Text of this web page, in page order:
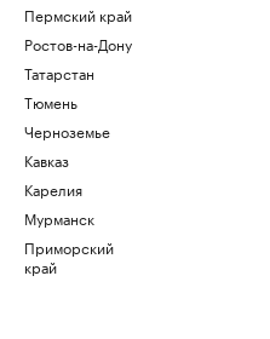
Пермский край
Ростов-на-Дону
Татарстан
Тюмень
Черноземье
Кавказ
Карелия
Мурманск
Приморский
край